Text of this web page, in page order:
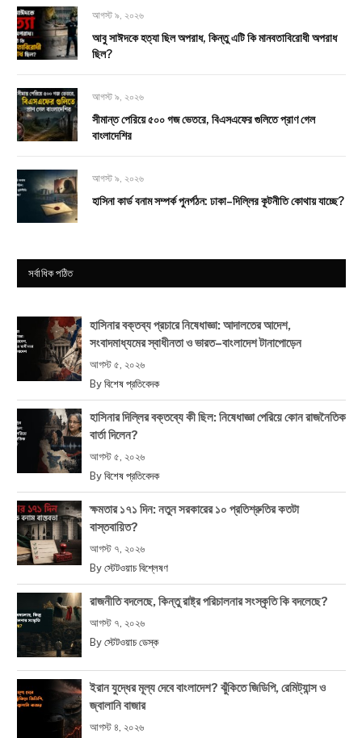
আগস্ট ৯, ২০২৬
আবু সাঈদকে হত্যা ছিল অপরাধ, কিন্তু এটি কি মানবতাবিরোধী অপরাধ
ছিল?
আগস্ট ৯, ২০২৬
সীমান্ত পেরিয়ে ৫০০ গজ ভেতরে, বিএসএফের গুলিতে প্রাণ গেল
বাংলাদেশির
আগস্ট ৯, ২০২৬
হাসিনা কার্ড বনাম সম্পর্ক পুনর্গঠন: ঢাকা–দিল্লির কূটনীতি কোথায় যাচ্ছে?
সর্বাধিক পঠিত
হাসিনার বক্তব্য প্রচারে নিষেধাজ্ঞা: আদালতের আদেশ,
সংবাদমাধ্যমের স্বাধীনতা ও ভারত–বাংলাদেশ টানাপোড়েন
আগস্ট ৫, ২০২৬
By বিশেষ প্রতিবেদক
হাসিনার দিল্লির বক্তব্যে কী ছিল: নিষেধাজ্ঞা পেরিয়ে কোন রাজনৈতিক
বার্তা দিলেন?
আগস্ট ৫, ২০২৬
By বিশেষ প্রতিবেদক
ক্ষমতার ১৭১ দিন: নতুন সরকারের ১০ প্রতিশ্রুতির কতটা
বাস্তবায়িত?
আগস্ট ৭, ২০২৬
By স্টেটওয়াচ বিশ্লেষণ
রাজনীতি বদলেছে, কিন্তু রাষ্ট্র পরিচালনার সংস্কৃতি কি বদলেছে?
আগস্ট ৭, ২০২৬
By স্টেটওয়াচ ডেস্ক
ইরান যুদ্ধের মূল্য দেবে বাংলাদেশ? ঝুঁকিতে জিডিপি, রেমিট্যান্স ও
জ্বালানি বাজার
আগস্ট ৪, ২০২৬